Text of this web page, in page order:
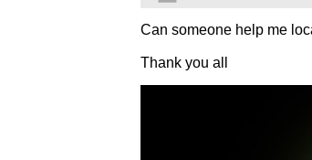
Can someone help me
Thank you all